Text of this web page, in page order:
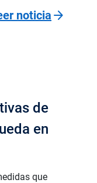
noticia arrow_forward
de
en
que